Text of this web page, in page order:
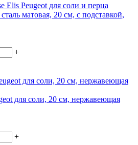
Elis Peugeot для соли и перца
матовая, 20 см, с подставкой,
+
для соли, 20 см, нержавеющая
+